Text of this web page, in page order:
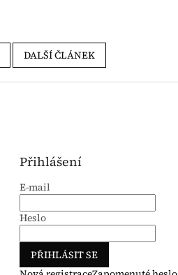
DALŠÍ ČLÁNEK
Přihlášení
E-mail
Heslo
PŘIHLÁSIT SE